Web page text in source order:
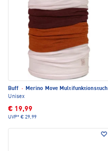
Buff · Merino Move Multifunktionstuch
Unisex
€ 19,99
UVP* € 29,99